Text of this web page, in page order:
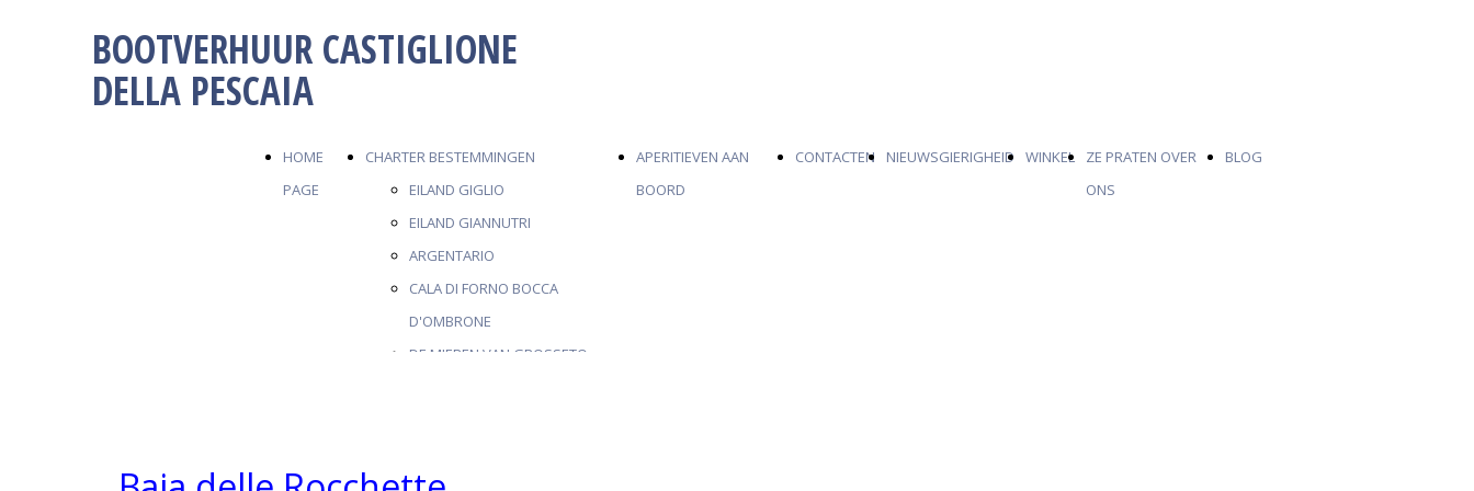
BOOTVERHUUR CASTIGLIONE
DELLA PESCAIA
HOME
PAGE
CHARTER BESTEMMINGEN
EILAND GIGLIO
EILAND GIANNUTRI
ARGENTARIO
CALA DI FORNO BOCCA
D'OMBRONE
DE MIEREN VAN GROSSETO
CALA VIOLINA HET ZAND DAT
APERITIEVEN AAN
BOORD
CONTACTEN NIEUWSGIERIGHEID WINKEL
ZE PRATEN OVER
ONS
BLOG